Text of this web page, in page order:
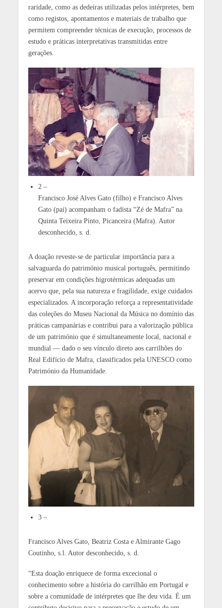
raridade, como as dedeiras utilizadas pelos intérpretes, bem
como registos, apontamentos e materiais de trabalho que
permitem compreender técnicas de execução, processos de
estudo e práticas interpretativas transmitidas entre
gerações.
2 –
Francisco José Alves Gato (filho) e Francisco Alves
Gato (pai) acompanham o fadista “Zé de Mafra” na
Quinta Teixeira Pinto, Picanceira (Mafra). Autor
desconhecido, s. d.
A doação reveste-se de particular importância para a
salvaguarda do património musical português, permitindo
preservar em condições higrotérmicas adequadas um
acervo que, pela sua natureza e fragilidade, exige cuidados
especializados. A incorporação reforça a representatividade
das coleções do Museu Nacional da Música no domínio das
práticas campanárias e contribui para a valorização pública
de um património que é simultaneamente local, nacional e
mundial — dado o seu vínculo direto aos carrilhões do
Real Edifício de Mafra, classificados pela UNESCO como
Património da Humanidade.
3 –
Francisco Alves Gato, Beatriz Costa e Almirante Gago
Coutinho, s.l. Autor desconhecido, s. d.
“Esta doação enriquece de forma excecional o
conhecimento sobre a história do carrilhão em Portugal e
sobre a comunidade de intérpretes que lhe deu vida. É um